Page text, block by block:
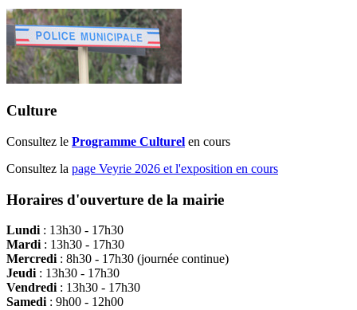
Culture
Consultez le Programme Culturel en cours
Consultez la page Veyrie 2026 et l'exposition en cours
Horaires d'ouverture de la mairie
Lundi : 13h30 - 17h30
Mardi : 13h30 - 17h30
Mercredi : 8h30 - 17h30 (journée continue)
Jeudi : 13h30 - 17h30
Vendredi : 13h30 - 17h30
Samedi : 9h00 - 12h00